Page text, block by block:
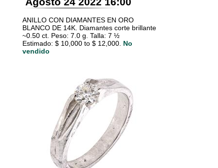
ANILLO CON DIAMANTES EN ORO
BLANCO DE 14K. Diamantes corte brillante
~0.50 ct. Peso: 7.0 g. Talla: 7 ½
Estimado: $ 10,000 to $ 12,000. No
vendido